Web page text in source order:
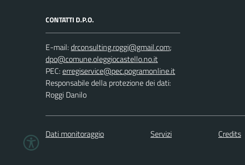
CONTATTI D.P.O.
E-mail:
;
PEC:
Responsabile della protezione dei dati:
Roggi Danilo
Dati monitoraggio Servizi Credits